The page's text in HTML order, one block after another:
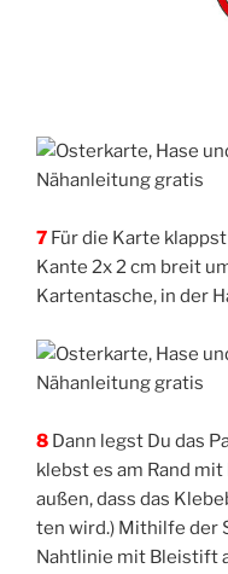
7 Für die Kar­te
Kan­te 2x 2 cm breit
Kar­ten­ta­sche, in der
8 Dann legst Du das
klebst es am Rand
außen, dass das
ten wird.) Mit­hil­fe der
Naht­li­nie mit Blei­stift